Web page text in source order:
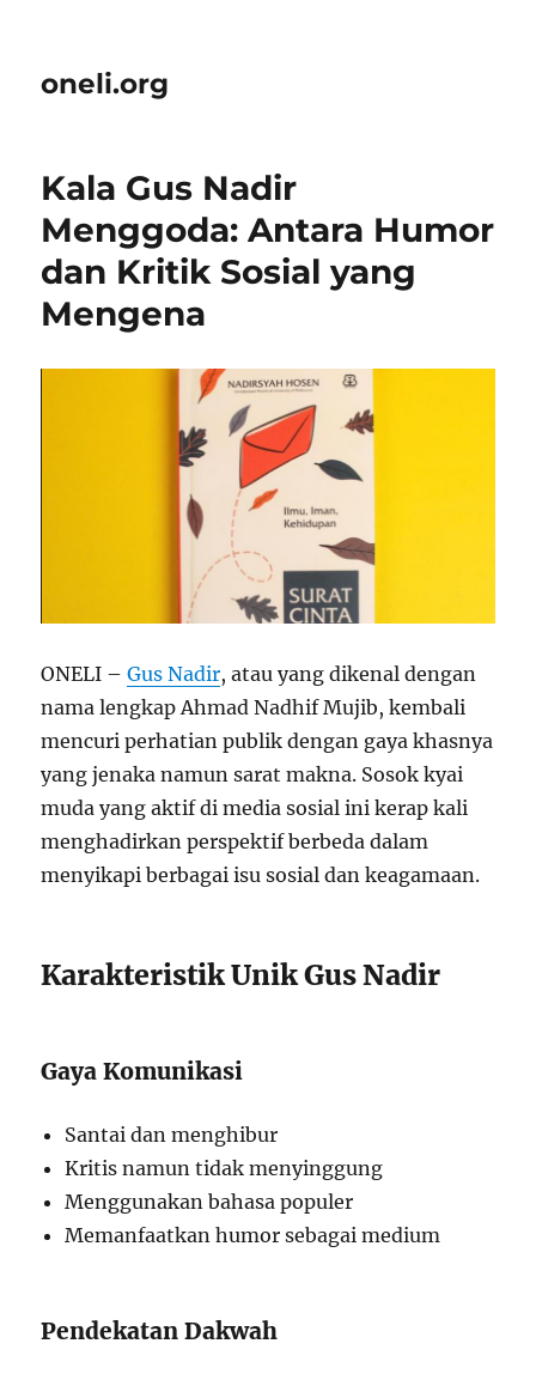
oneli.org
Kala Gus Nadir
Menggoda: Antara Humor
dan Kritik Sosial yang
Mengena
ONELI –Gus Nadir, atau yang dikenal dengan
nama lengkap Ahmad Nadhif Mujib, kembali
mencuri perhatian publik dengan gaya khasnya
yang jenaka namun sarat makna. Sosok kyai
muda yang aktif di media sosial ini kerap kali
menghadirkan perspektif berbeda dalam
menyikapi berbagai isu sosial dan keagamaan.
Karakteristik Unik Gus Nadir
Gaya Komunikasi
Santai dan menghibur
Kritis namun tidak menyinggung
Menggunakan bahasa populer
Memanfaatkan humor sebagai medium
Pendekatan Dakwah